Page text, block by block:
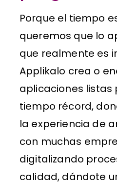
Porque el tiempo
queremos que lo
que realmente es
Applikalo crea o
aplicaciones listas
tiempo récord,
la experiencia de
con muchas
digitalizando
calidad, dándote